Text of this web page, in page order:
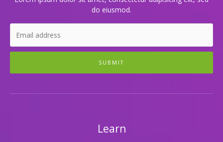
do eiusmod.
SUBMIT
Learn